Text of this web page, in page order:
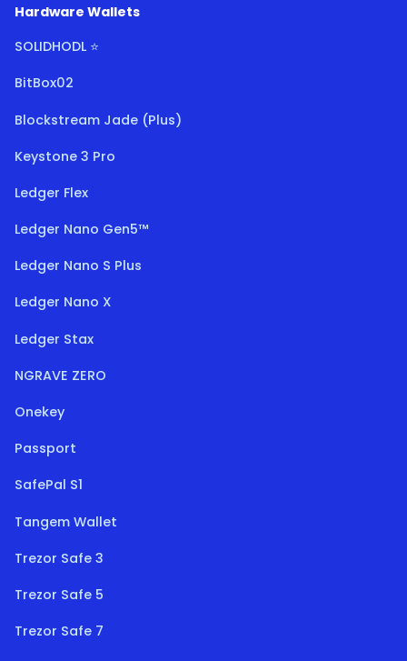
Hardware Wallets
SOLIDHODL ⭐
BitBox02
Blockstream Jade (Plus)
Keystone 3 Pro
Ledger Flex
Ledger Nano Gen5™
Ledger Nano S Plus
Ledger Nano X
Ledger Stax
NGRAVE ZERO
Onekey
Passport
SafePal S1
Tangem Wallet
Trezor Safe 3
Trezor Safe 5
Trezor Safe 7